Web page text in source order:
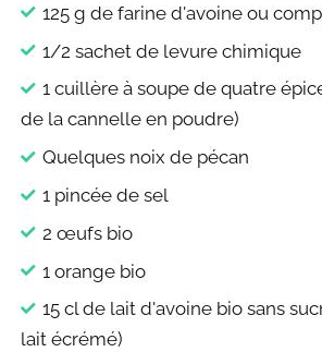
125 g de farine d'avoine ou
1/2 sachet de levure chimique
1 cuillère à soupe de quatre
de la cannelle en poudre)
Quelques noix de pécan
1 pincée de sel
2 œufs bio
1 orange bio
15 cl de lait d'avoine bio sans
lait écrémé)